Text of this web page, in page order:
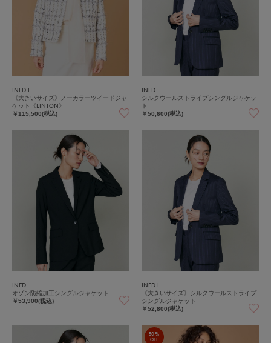
INED L
《大きいサイズ》ノーカラーツイードジャ
ケット《LINTON》
￥115,500(税込)
INED
シルクウールストライプシングルジャケッ
ト
￥50,600(税込)
INED
オゾン防縮加工シングルジャケット
￥53,900(税込)
INED L
《大きいサイズ》シルクウールストライプ
シングルジャケット
￥52,800(税込)
50%
OFF